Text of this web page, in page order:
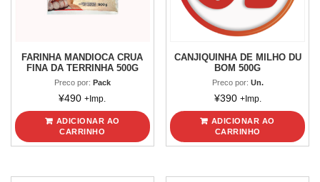
FARINHA MANDIOCA CRUA
FINA DA TERRINHA 500G
Preco por: Pack
¥490 +Imp.
ADICIONAR AO
CARRINHO
CANJIQUINHA DE MILHO DU
BOM 500G
Preco por: Un.
¥390 +Imp.
ADICIONAR AO
CARRINHO